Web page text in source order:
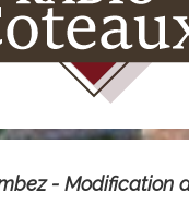
- Modification